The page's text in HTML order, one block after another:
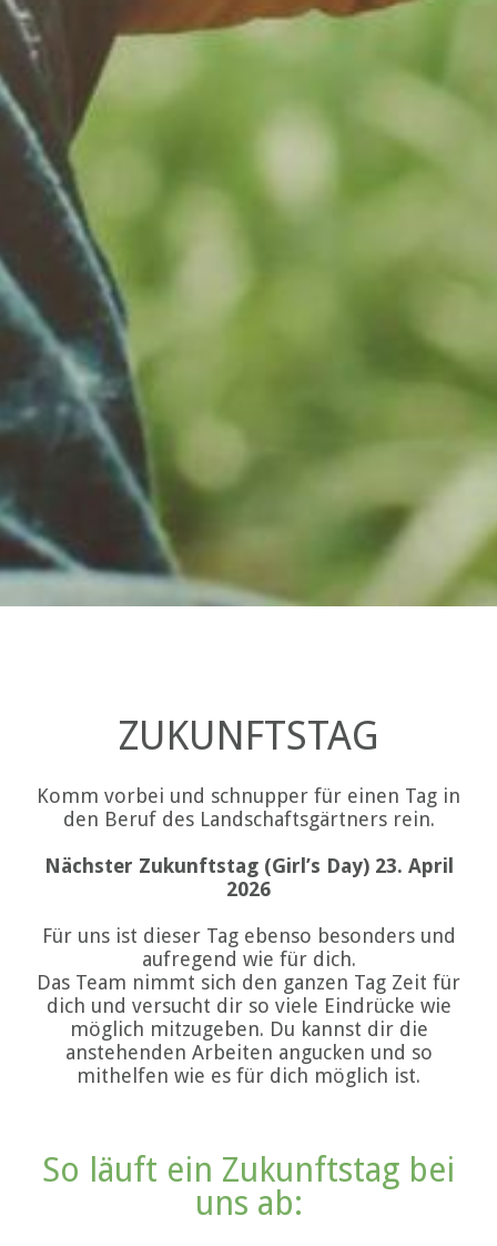
ZUKUNFTSTAG
Komm vorbei und schnupper für einen Tag in
den Beruf des Landschaftsgärtners rein.
Nächster Zukunftstag (Girl’s Day) 23. April
2026
Für uns ist dieser Tag ebenso besonders und
aufregend wie für dich.
Das Team nimmt sich den ganzen Tag Zeit für
dich und versucht dir so viele Eindrücke wie
möglich mitzugeben. Du kannst dir die
anstehenden Arbeiten angucken und so
mithelfen wie es für dich möglich ist.
So läuft ein Zukunftstag bei
uns ab: